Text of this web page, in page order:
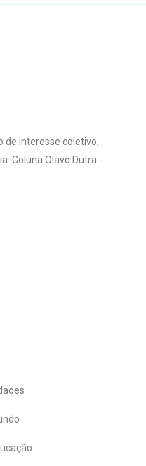
de interesse coletivo,
Coluna Olavo Dutra -